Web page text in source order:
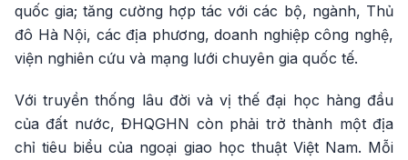
quốc gia; tăng cường hợp tác với các bộ, ngành, Thủ
đô Hà Nội, các địa phương, doanh nghiệp công nghệ,
viện nghiên cứu và mạng lưới chuyên gia quốc tế.
Với truyền thống lâu đời và vị thế đại học hàng đầu
của đất nước, ĐHQGHN còn phải trở thành một địa
chỉ tiêu biểu của ngoại giao học thuật Việt Nam. Mỗi